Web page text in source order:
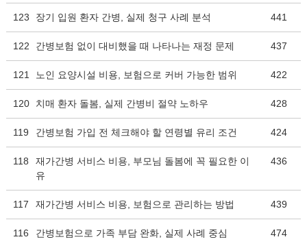
123 장기 입원 환자 간병, 실제 청구 사례 분석 441
122 간병보험 없이 대비했을 때 나타나는 재정 문제 437
121 노인 요양시설 비용, 보험으로 커버 가능한 범위 422
120 치매 환자 돌봄, 실제 간병비 절약 노하우 428
119 간병보험 가입 전 체크해야 할 연령별 유리 조건 424
118
재가간병 서비스 비용, 부모님 돌봄에 꼭 필요한 이
유
436
117 재가간병 서비스 비용, 보험으로 관리하는 방법 439
116 간병보험으로 가족 부담 완화, 실제 사례 중심 474